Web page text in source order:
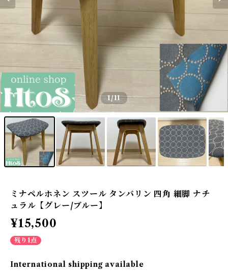
1/11
ミナペルホネン スツール タンバリン 四角 細脚 ナチ
ュラル【グレー/ブルー】
¥15,500
残り1点
International shipping available